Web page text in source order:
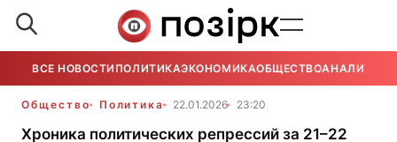
ВСЕ НОВОСТИ ПОЛИТИКАЭКОНОМИКАОБЩЕСТВОАНАЛИТИКА
Общество Политика 22.01.2026 23:20
Хроника политических репрессий за 21–22